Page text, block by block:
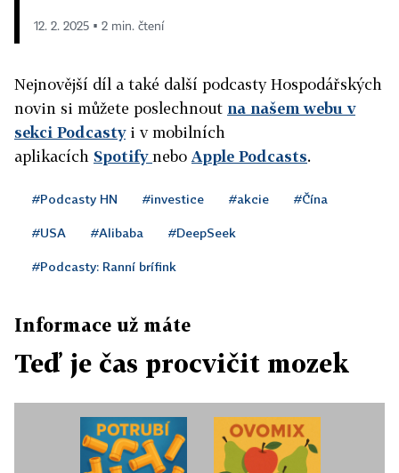
12. 2. 2025 ▪ 2 min. čtení
Nejnovější díl a také další podcasty Hospodářských
novin si můžete poslechnout na našem webu v
sekci Podcastyi v mobilních
aplikacích Spotifynebo Apple Podcasts.
#Podcasty HN #investice #akcie #Čína
#USA #Alibaba #DeepSeek
#Podcasty: Ranní brífink
Informace už máte
Teď je čas procvičit mozek